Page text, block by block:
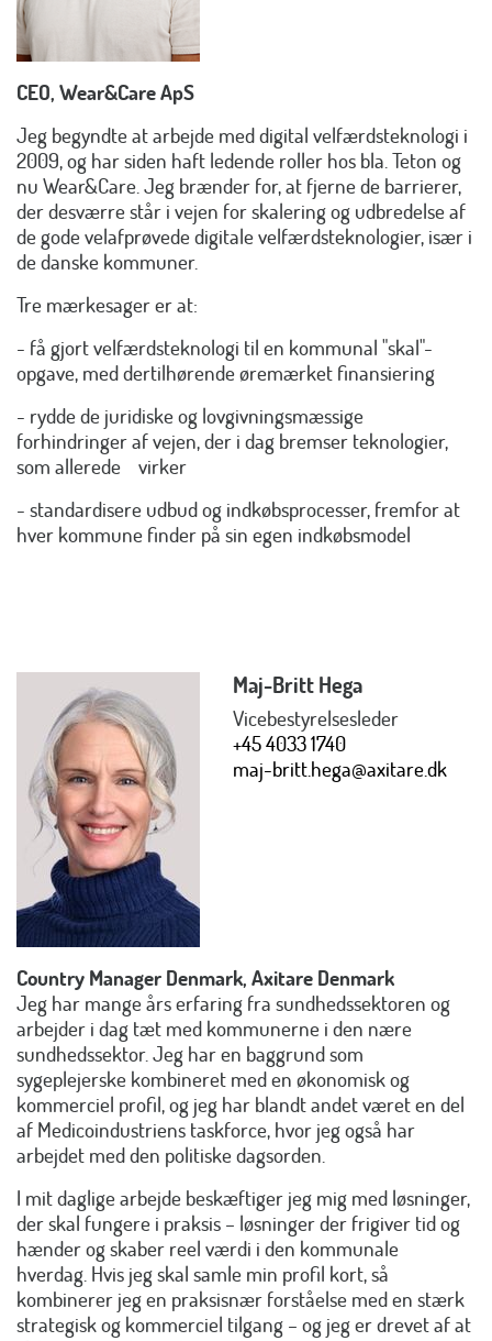
CEO, Wear&Care ApS
Jeg begyndte at arbejde med digital velfærdsteknologi i
2009, og har siden haft ledende roller hos bla. Teton og
nu Wear&Care. Jeg brænder for, at fjerne de barrierer,
der desværre står i vejen for skalering og udbredelse af
de gode velafprøvede digitale velfærdsteknologier, især i
de danske kommuner.
Tre mærkesager er at:
- få gjort velfærdsteknologi til en kommunal "skal"-
opgave, med dertilhørende øremærket finansiering
- rydde de juridiske og lovgivningsmæssige
forhindringer af vejen, der i dag bremser teknologier,
som allerede virker
- standardisere udbud og indkøbsprocesser, fremfor at
hver kommune finder på sin egen indkøbsmodel
Maj-Britt Hega
Vicebestyrelsesleder
+45 4033 1740
maj-britt.hega@axitare.dk
Country Manager Denmark, Axitare Denmark
Jeg har mange års erfaring fra sundhedssektoren og
arbejder i dag tæt med kommunerne i den nære
sundhedssektor. Jeg har en baggrund som
sygeplejerske kombineret med en økonomisk og
kommerciel profil, og jeg har blandt andet været en del
af Medicoindustriens taskforce, hvor jeg også har
arbejdet med den politiske dagsorden.
I mit daglige arbejde beskæftiger jeg mig med løsninger,
der skal fungere i praksis – løsninger der frigiver tid og
hænder og skaber reel værdi i den kommunale
hverdag. Hvis jeg skal samle min profil kort, så
kombinerer jeg en praksisnær forståelse med en stærk
strategisk og kommerciel tilgang – og jeg er drevet af at